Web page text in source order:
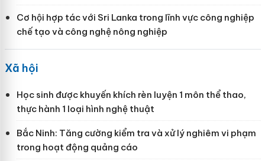
Cơ hội hợp tác với Sri Lanka trong lĩnh vực công nghiệp
chế tạo và công nghệ nông nghiệp
Xã hội
Học sinh được khuyến khích rèn luyện 1 môn thể thao,
thực hành 1 loại hình nghệ thuật
Bắc Ninh: Tăng cường kiểm tra và xử lý nghiêm vi phạm
trong hoạt động quảng cáo